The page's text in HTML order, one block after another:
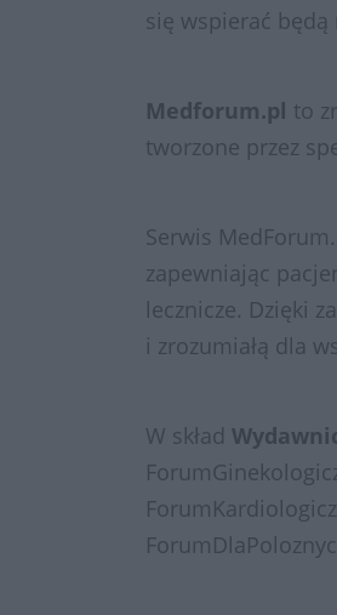
się wspierać
Medforum.pl to
tworzone przez
Serwis
zapewniając
lecznicze. Dzięki
i zrozumiałą dla
W skład